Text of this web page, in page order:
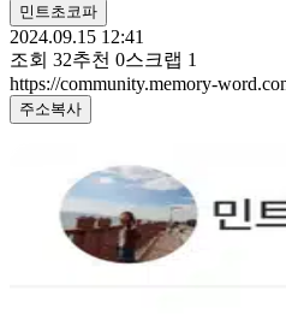
민트초코파
2024.09.15 12:41
조회 32추천 0스크랩 1
https://community.memory-
주소복사